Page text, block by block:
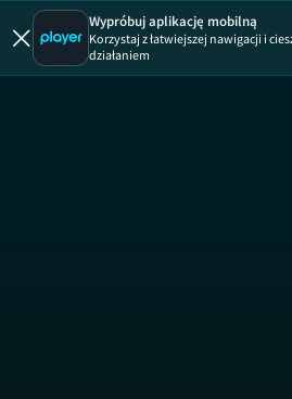
Wypróbuj aplikację mobilną
Korzystaj z łatwiejszej nawigacji i
działaniem